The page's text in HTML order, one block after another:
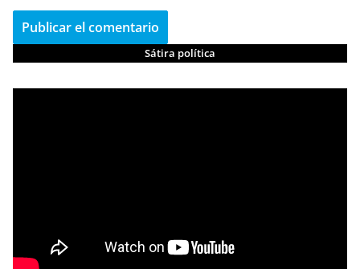
Sátira política